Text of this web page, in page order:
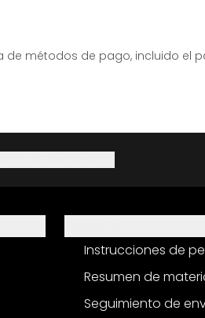
métodos de pago, incluido el
Instrucciones de
Resumen de
Seguimiento de